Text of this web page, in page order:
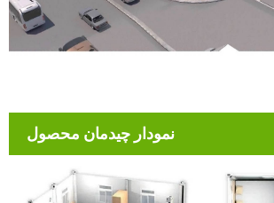
نمودار چیدمان محصول